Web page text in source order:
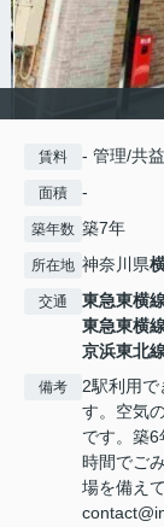
賃料 - 管理/共
面積 -
築年数 築7年
所在地 神奈川県
交通 東急東横
東急東横
京浜東北
備考
2駅利用で
す。空気
です。築
時間でご
場を備え